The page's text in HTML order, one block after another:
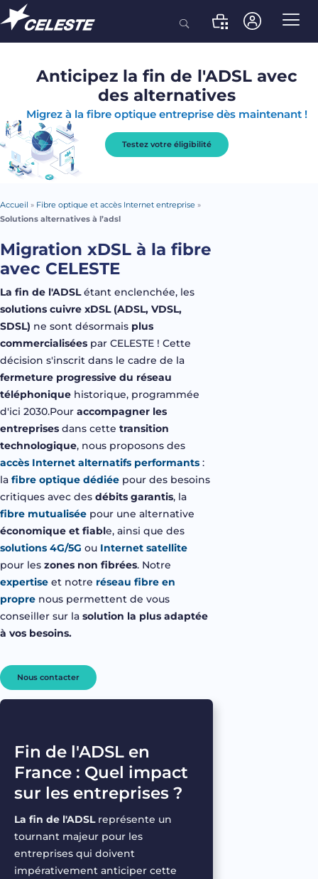
Anticipez la fin de l'ADSL avec
des alternatives
Migrez à la fibre optique entreprise dès maintenant !
Testez votre éligibilité
Accueil » Fibre optique et accès Internet entreprise »
Solutions alternatives à l’adsl
Migration xDSL à la fibre
avec CELESTE
La fin de l'ADSLétant enclenchée, les
solutions cuivre xDSL(ADSL, VDSL,
SDSL) ne sont désormais plus
commercialisées par CELESTE ! Cette
décision s'inscrit dans le cadre de la
fermeture progressive du réseau
téléphonique historique, programmée
d'ici 2030.Pour accompagner les
entreprises dans cette transition
technologique, nous proposons des
accès Internet alternatifs performants :
la fibre optique dédiée pour des besoins
critiques avec des débits garantis, la
fibre mutualisée pour une alternative
économique et fiable, ainsi que des
solutions 4G/5G ou Internet satellite
pour les zones non fibrées. Notre
expertise et notre réseau fibre en
propre nous permettent de vous
conseiller sur la solution la plus adaptée
à vos besoins.
Nous contacter
Fin de l'ADSL en
France : Quel impact
sur les entreprises ?
La fin de l'ADSL représente un
tournant majeur pour les
entreprises qui doivent
impérativement anticiper cette